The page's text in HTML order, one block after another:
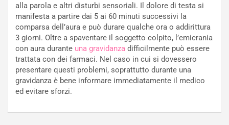
alla parola e altri disturbi sensoriali. Il dolore di testa si
manifesta a partire dai 5 ai 60 minuti successivi la
comparsa dell’aura e può durare qualche ora o addirittura
3 giorni. Oltre a spaventare il soggetto colpito, l’emicrania
con aura durante una gravidanza difficilmente può essere
trattata con dei farmaci. Nel caso in cui si dovessero
presentare questi problemi, soprattutto durante una
gravidanza è bene informare immediatamente il medico
ed evitare sforzi.